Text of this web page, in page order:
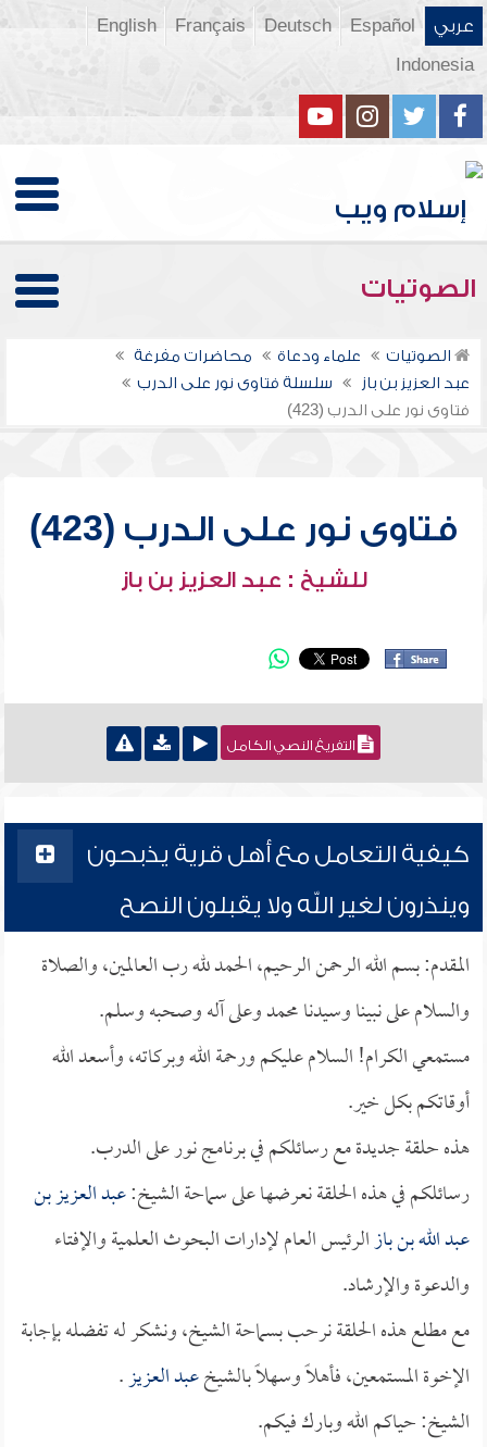
عربي Español
Deutsch
Français
English
Indonesia
الصوتيات
الصوتيات علماء ودعاة
محاضرات مفرغة
عبد العزيز بن باز
سلسلة فتاوى نور على الدرب
فتاوى نور على الدرب (423)
فتاوى نور على الدرب (423)
للشيخ : عبد العزيز بن باز
التفريغ النصي الكامل
كيفية التعامل مع أهل قرية يذبحون
وينذرون لغير الله ولا يقبلون النصح
المقدم: بسم الله الرحمن الرحيم، الحمد لله رب العالمين، والصلاة
والسلام على نبينا وسيدنا محمد وعلى آله وصحبه وسلم.
مستمعي الكرام! السلام عليكم ورحمة الله وبركاته، وأسعد الله
أوقاتكم بكل خير.
هذه حلقة جديدة مع رسائلكم في برنامج نور على الدرب.
رسائلكم في هذه الحلقة نعرضها على سماحة الشيخ:عبد العزيز بن
عبد الله بن بازالرئيس العام لإدارات البحوث العلمية والإفتاء
والدعوة والإرشاد.
مع مطلع هذه الحلقة نرحب بسماحة الشيخ، ونشكر له تفضله بإجابة
الإخوة المستمعين، فأهلاً وسهلاً بالشيخعبد العزيز.
الشيخ: حياكم الله وبارك فيكم.